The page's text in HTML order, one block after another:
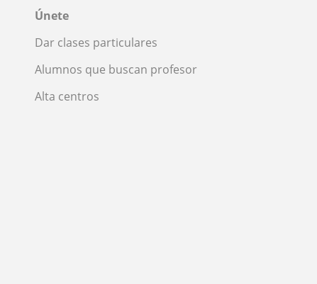
Únete
Dar clases particulares
Alumnos que buscan profesor
Alta centros